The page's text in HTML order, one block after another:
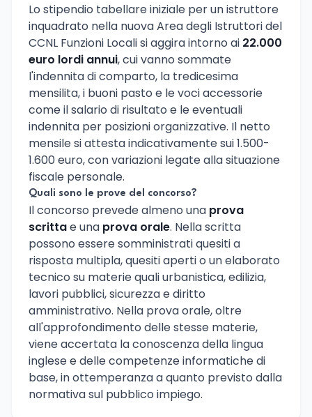
Lo stipendio tabellare iniziale per un istruttore
inquadrato nella nuova Area degli Istruttori del
CCNL Funzioni Locali si aggira intorno ai 22.000
euro lordi annui, cui vanno sommate
l'indennita di comparto, la tredicesima
mensilita, i buoni pasto e le voci accessorie
come il salario di risultato e le eventuali
indennita per posizioni organizzative. Il netto
mensile si attesta indicativamente sui 1.500-
1.600 euro, con variazioni legate alla situazione
fiscale personale.
Quali sono le prove del concorso?
Il concorso prevede almeno una prova
scrittae una prova orale. Nella scritta
possono essere somministrati quesiti a
risposta multipla, quesiti aperti o un elaborato
tecnico su materie quali urbanistica, edilizia,
lavori pubblici, sicurezza e diritto
amministrativo. Nella prova orale, oltre
all'approfondimento delle stesse materie,
viene accertata la conoscenza della lingua
inglese e delle competenze informatiche di
base, in ottemperanza a quanto previsto dalla
normativa sul pubblico impiego.